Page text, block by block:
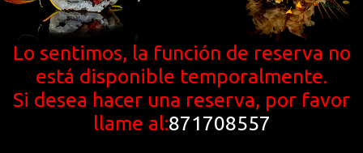
Lo sentimos, la función de reserva no
está disponible temporalmente.
Si desea hacer una reserva, por favor
llame al:871708557